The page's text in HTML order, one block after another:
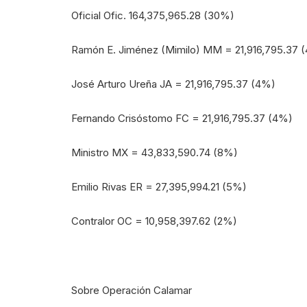
Oficial Ofic. 164,375,965.28 (30%)
Ramón E. Jiménez (Mimilo) MM = 21,916,795.37
José Arturo Ureña JA = 21,916,795.37 (4%)
Fernando Crisóstomo FC = 21,916,795.37 (4%)
Ministro MX = 43,833,590.74 (8%)
Emilio Rivas ER = 27,395,994.21 (5%)
Contralor OC = 10,958,397.62 (2%)
Sobre Operación Calamar